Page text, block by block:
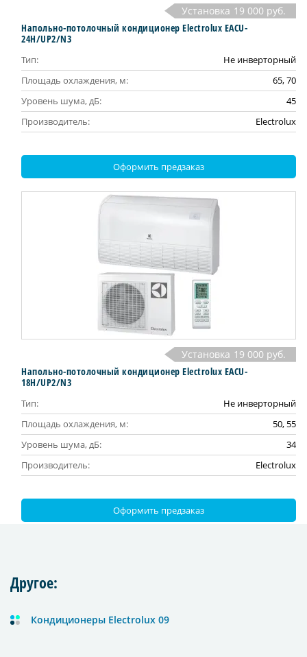
Установка 19 000 руб.
Напольно-потолочный кондиционер Electrolux EACU-
24H/UP2/N3
Тип:
Не инверторный
Площадь охлаждения, м:
65, 70
Уровень шума, дБ:
45
Производитель:
Electrolux
Оформить предзаказ
Установка 19 000 руб.
Напольно-потолочный кондиционер Electrolux EACU-
18H/UP2/N3
Тип:
Не инверторный
Площадь охлаждения, м:
50, 55
Уровень шума, дБ:
34
Производитель:
Electrolux
Оформить предзаказ
Другое:
Кондиционеры Electrolux 09